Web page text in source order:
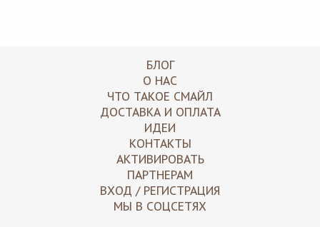
БЛОГ
О НАС
ЧТО ТАКОЕ СМАЙЛ
ДОСТАВКА И ОПЛАТА
ИДЕИ
КОНТАКТЫ
АКТИВИРОВАТЬ
ПАРТНЕРАМ
ВХОД / РЕГИСТРАЦИЯ
МЫ В СОЦСЕТЯХ